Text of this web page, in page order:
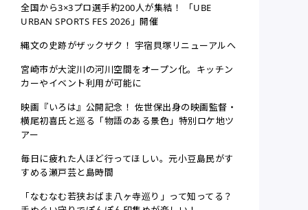
全国から3×3プロ選手約200人が集結！ 「UBE
URBAN SPORTS FES 2026」開催
縄文の史跡がザックザク！ 宇宿貝塚リニューアルへ
宮崎市が大淀川の河川空間をオープン化。キッチン
カーやイベント利用が可能に
映画『いろは』公開記念！ 佐世保出身の映画監督・
横尾初喜氏と巡る「物語のある景色」特別ロケ地ツ
アー
毎日に疲れた人ほど行ってほしい。元小豆島民がす
すめる瀬戸芸と島時間
「なむなむ若狭おばま八ヶ寺巡り」って知ってる？